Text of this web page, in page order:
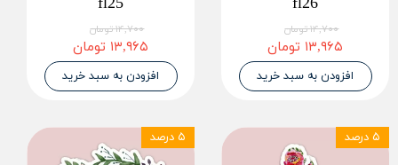
۱۴,۷۰۰ تومان
۱۳,۹۶۵ تومان
افزودن به سبد خرید
۱۴,۷۰۰ تومان
۱۳,۹۶۵ تومان
افزودن به سبد خرید
۵ درصد ۵ درصد